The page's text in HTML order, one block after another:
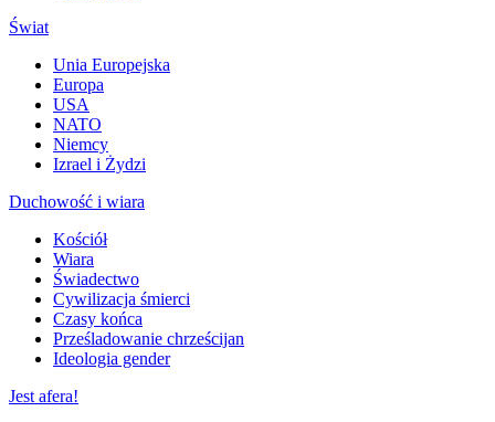
Świat
Unia Europejska
Europa
USA
NATO
Niemcy
Izrael i Żydzi
Duchowość i wiara
Kościół
Wiara
Świadectwo
Cywilizacja śmierci
Czasy końca
Prześladowanie chrześcijan
Ideologia gender
Jest afera!